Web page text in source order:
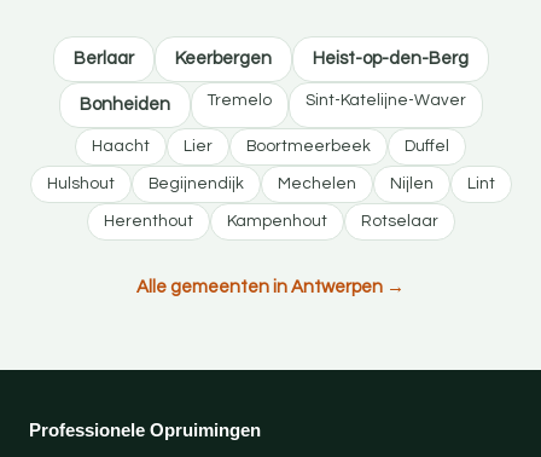
Berlaar Keerbergen Heist-op-den-Berg
Bonheiden Tremelo Sint-Katelijne-Waver
Haacht Lier Boortmeerbeek Duffel
Hulshout Begijnendijk Mechelen Nijlen Lint
Herenthout Kampenhout Rotselaar
Alle gemeenten in Antwerpen →
Professionele Opruimingen